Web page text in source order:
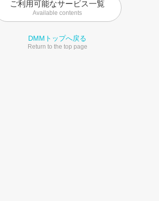
ご利用可能なサービス一覧
Available contents
DMMトップへ戻る
Return to the top page